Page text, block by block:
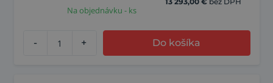
Na objednávku - ks
- + Do košíka